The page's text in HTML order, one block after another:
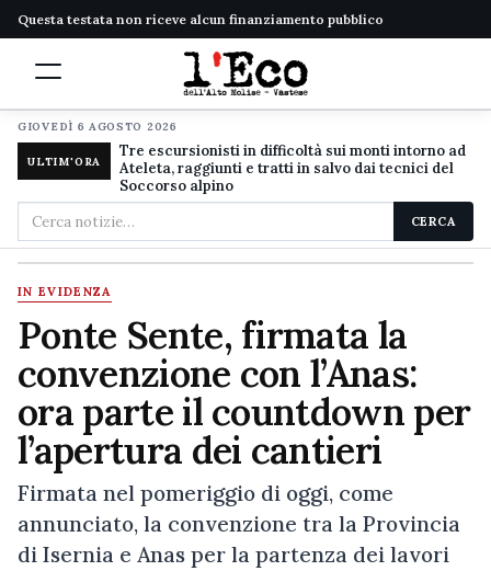
Questa testata non riceve alcun finanziamento pubblico
GIOVEDÌ 6 AGOSTO 2026
ULTIM'ORA
Tre escursionisti in difficoltà sui monti intorno ad
Ateleta, raggiunti e tratti in salvo dai tecnici del
Soccorso alpino
Cerca
nel
sito
CERCA
IN EVIDENZA
Ponte Sente, firmata la
convenzione con l’Anas:
ora parte il countdown per
l’apertura dei cantieri
Firmata nel pomeriggio di oggi, come
annunciato, la convenzione tra la Provincia
di Isernia e Anas per la partenza dei lavori